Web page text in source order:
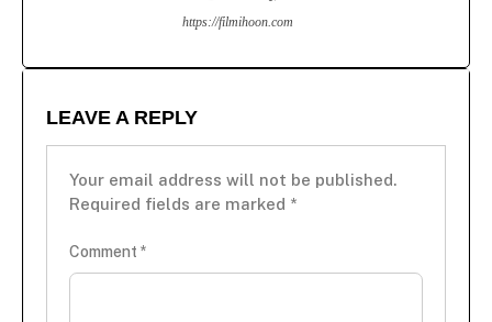
https://filmihoon.com
LEAVE A REPLY
Your email address will not be published.
Required fields are marked *
Comment *